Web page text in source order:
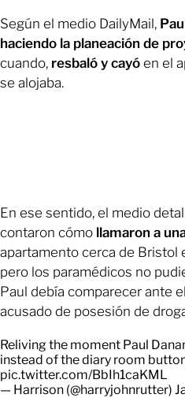
Según el medio DailyMail,
haciendo la planeación de
cuando, resbaló y cayó en el
se alojaba.
En ese sentido, el medio
contaron cómo llamaron a
apartamento cerca de Bristol
pero los paramédicos no
Paul debía comparecer ante
acusado de posesión de
Reliving the moment Paul
instead of the diary room
pic.twitter.com/BbIh1caKML
— Harrison (@harryjohnrutter)